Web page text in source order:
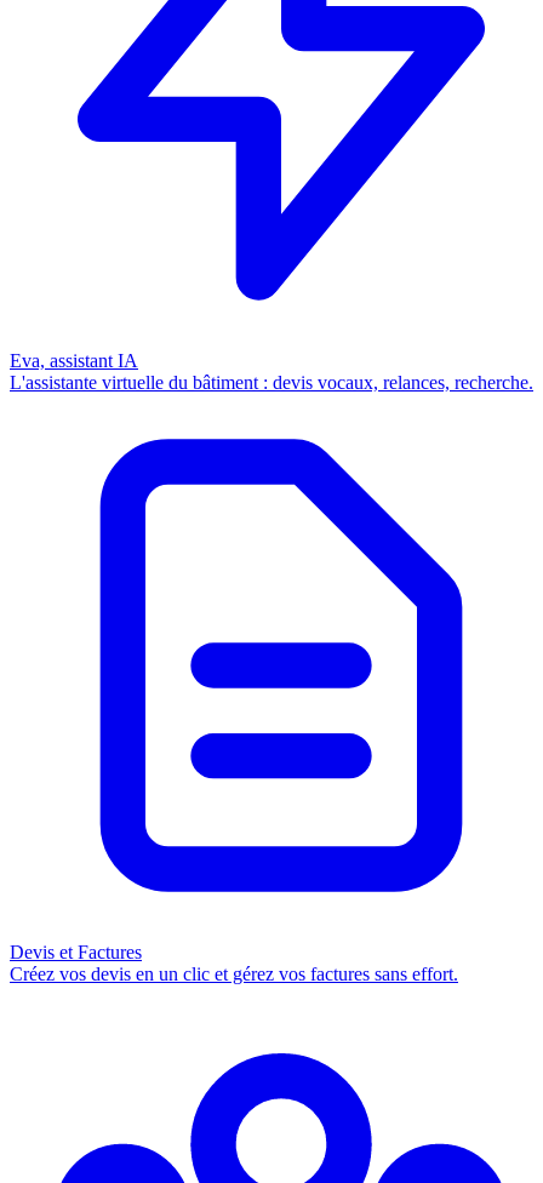
Eva, assistant IA
L'assistante virtuelle du bâtiment : devis vocaux, relances, recherche.
Devis et Factures
Créez vos devis en un clic et gérez vos factures sans effort.